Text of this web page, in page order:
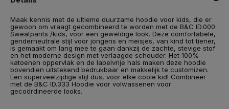
3-4, 5-6,7-8,9-11,12-13
Gewicht
280 g/m²
Inpakken
5 stuks/polybag & 30 stuks/doos
Onderhoudsinstructies
Maak kennis met de ultieme duurzame hoodie voor kids, die er
gewoon om vraagt gecombineerd te worden met de B&C ID.000
Sweatpants /kids, voor een geweldige look. Deze comfortabele,
genderneutrale stijl voor jongens en meisjes, van kind tot tiener,
is gemaakt om lang mee te gaan dankzij de zachte, stevige stof
en het moderne design met verlaagde schouder. Het 100%
katoenen oppervlak en de labelvrije hals maken deze hoodie
bovendien uitstekend bedrukbaar en makkelijk te customizen.
Een superveelzijdige stijl dus, voor elke coole kid! Combineer
met de B&C ID.333 Hoodie voor volwassenen voor
gecoördineerde looks.